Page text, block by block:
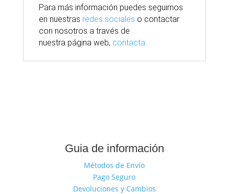
Para más información puedes seguirnos
en nuestras redes sociales o contactar
con nosotros a través de
nuestra página web, contacta.
Guia de información
Métodos de Envío
Pago Seguro
Devoluciones y Cambios